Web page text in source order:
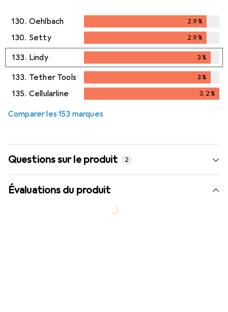
130. Oehlbach 2,9%
2,9%
130. Setty 2,9%
2,9%
133. Lindy 3%
3%
133. Tether Tools 3%
3%
135. Cellularline 3,2%
Comparer les 153 marques
Questions sur le produit 2
Évaluations du produit